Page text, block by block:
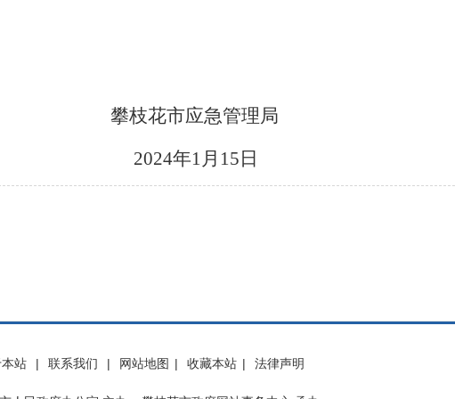
攀枝花市应急管理局
2024年1月 15 日
站 | 联系我们 | 网站地图 | 收藏本站 | 法律声明